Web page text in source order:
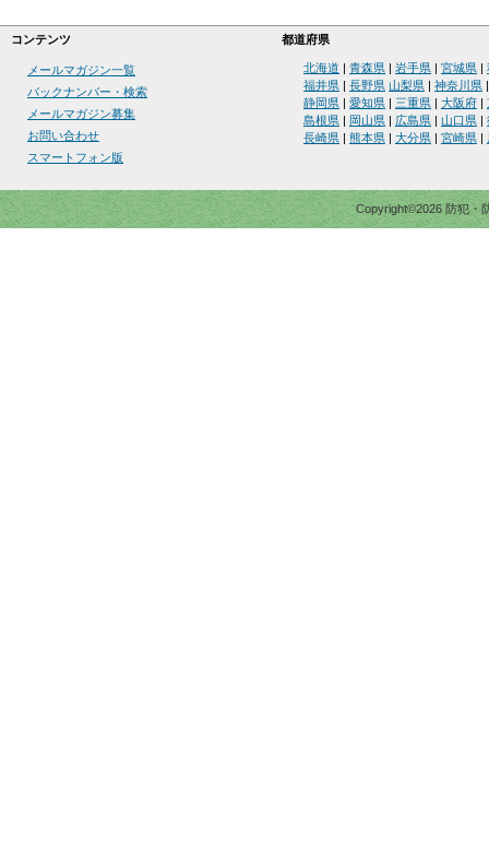
コンテンツ 都道府県
メールマガジン一覧
バックナンバー・検索
メールマガジン募集
お問い合わせ
スマートフォン版
北海道 青森県 岩手県 宮城県
福井県
長野県 山梨県 神奈川県
静岡県
愛知県 三重県 大阪府
島根県
岡山県 広島県 山口県
長崎県
熊本県 大分県 宮崎県
Copyright©2026 防犯・